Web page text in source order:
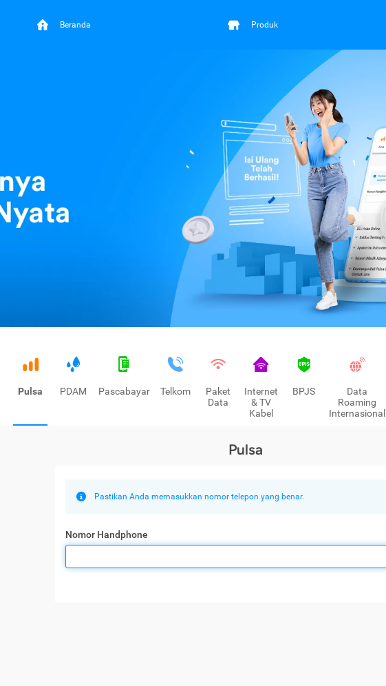
Beranda Produk
Pulsa PDAM Pascabayar Telkom
Paket
Data
Internet
& TV
Kabel
BPJS
Data
Roaming
Internasional
Pulsa
Pastikan Anda memasukkan nomor telepon yang benar.
Nomor Handphone